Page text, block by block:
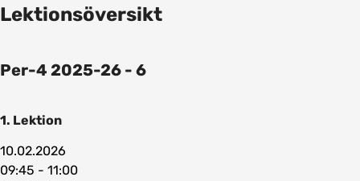
Lektionsöversikt
Per-4 2025-26 - 6
1. Lektion
10.02.2026
09:45 - 11:00